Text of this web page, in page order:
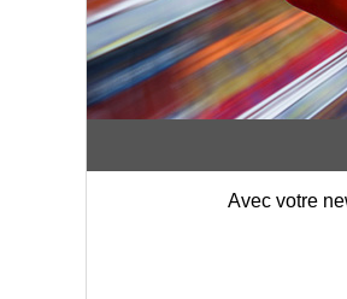
Avec votre